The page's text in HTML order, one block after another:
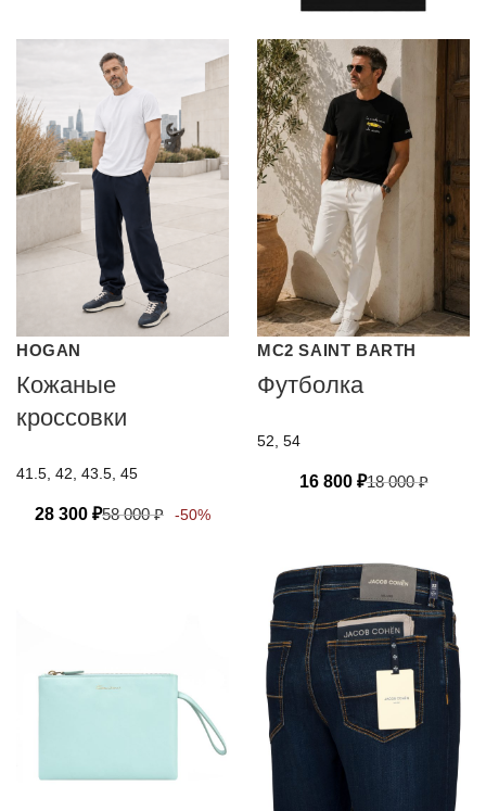
HOGAN
Кожаные
кроссовки
41.5, 42, 43.5, 45
28 300 ₽58 000₽ -50%
MC2 SAINT BARTH
Футболка
52, 54
18 000₽
16 800 ₽